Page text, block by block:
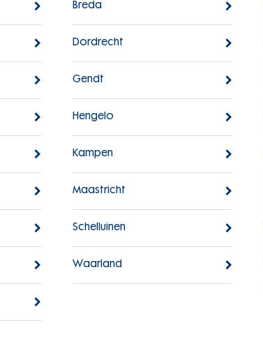
Breda
Dordrecht
Gendt
Hengelo
Kampen
Maastricht
Schelluinen
Waarland